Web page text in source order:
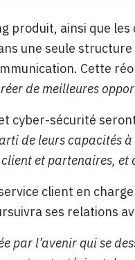
produit, ainsi que
une seule
Cette
de meilleures
cyber-sécurité
de leurs capacités à
et partenaires,
client en
ses relations
par l’avenir qui se